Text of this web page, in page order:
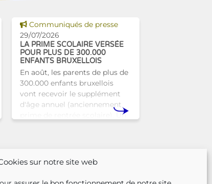
sur notre site web
Voir cette news
Communiqués de presse
29/07/2026
LA PRIME SCOLAIRE VERSÉE
POUR PLUS DE 300.000
ENFANTS BRUXELLOIS
En août, les parents de plus de
300.000 enfants bruxellois
vont recevoir le supplément
d'âge annuel (anciennement
prime de rentrée scolaire). Un